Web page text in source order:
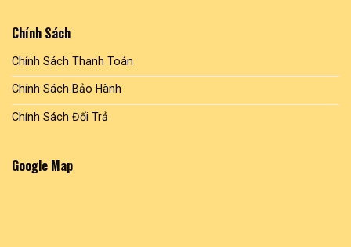
Chính Sách
Chính Sách Thanh Toán
Chính Sách Bảo Hành
Chính Sách Đổi Trả
Google Map